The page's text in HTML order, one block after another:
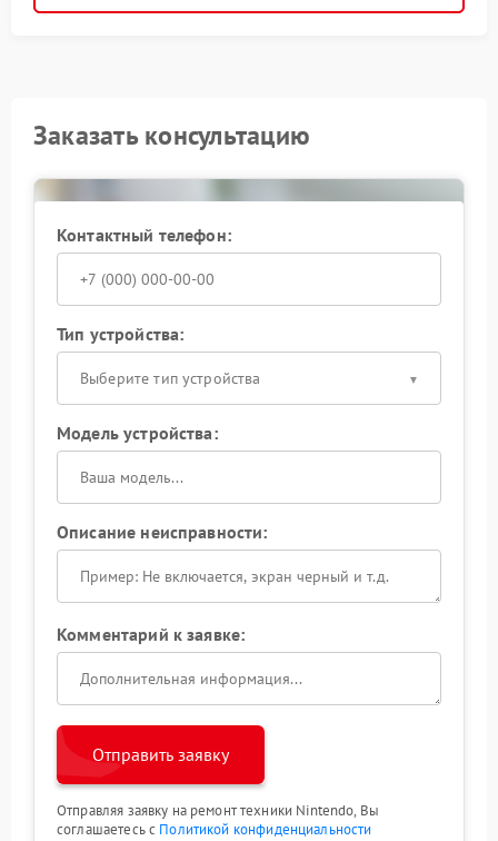
Заказать консультацию
Контактный телефон:
Тип устройства:
Выберите тип устройства
Модель устройства:
Описание неисправности:
Комментарий к заявке:
Отправить заявку
Отправляя заявку на ремонт техники Nintendo, Вы
соглашаетесь с Политикой конфиденциальности